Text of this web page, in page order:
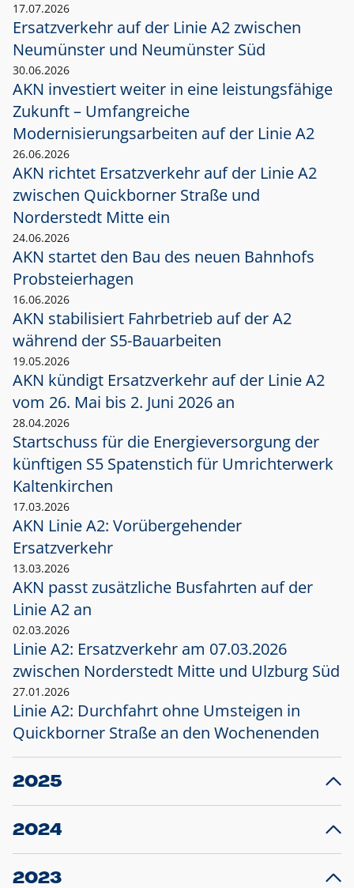
17.07.2026
Ersatzverkehr auf der Linie A2 zwischen
Neumünster und Neumünster Süd
30.06.2026
AKN investiert weiter in eine leistungsfähige
Zukunft – Umfangreiche
Modernisierungsarbeiten auf der Linie A2
26.06.2026
AKN richtet Ersatzverkehr auf der Linie A2
zwischen Quickborner Straße und
Norderstedt Mitte ein
24.06.2026
AKN startet den Bau des neuen Bahnhofs
Probsteierhagen
16.06.2026
AKN stabilisiert Fahrbetrieb auf der A2
während der S5-Bauarbeiten
19.05.2026
AKN kündigt Ersatzverkehr auf der Linie A2
vom 26. Mai bis 2. Juni 2026 an
28.04.2026
Startschuss für die Energieversorgung der
künftigen S5 Spatenstich für Umrichterwerk
Kaltenkirchen
17.03.2026
AKN Linie A2: Vorübergehender
Ersatzverkehr
13.03.2026
AKN passt zusätzliche Busfahrten auf der
Linie A2 an
02.03.2026
Linie A2: Ersatzverkehr am 07.03.2026
zwischen Norderstedt Mitte und Ulzburg Süd
27.01.2026
Linie A2: Durchfahrt ohne Umsteigen in
Quickborner Straße an den Wochenenden
2025
23.12.2025
Projekt S5: Start der Bauarbeiten am
2024
10.12.2024
Großprojekt S5: Sperrung der Bahnstraße in
2023